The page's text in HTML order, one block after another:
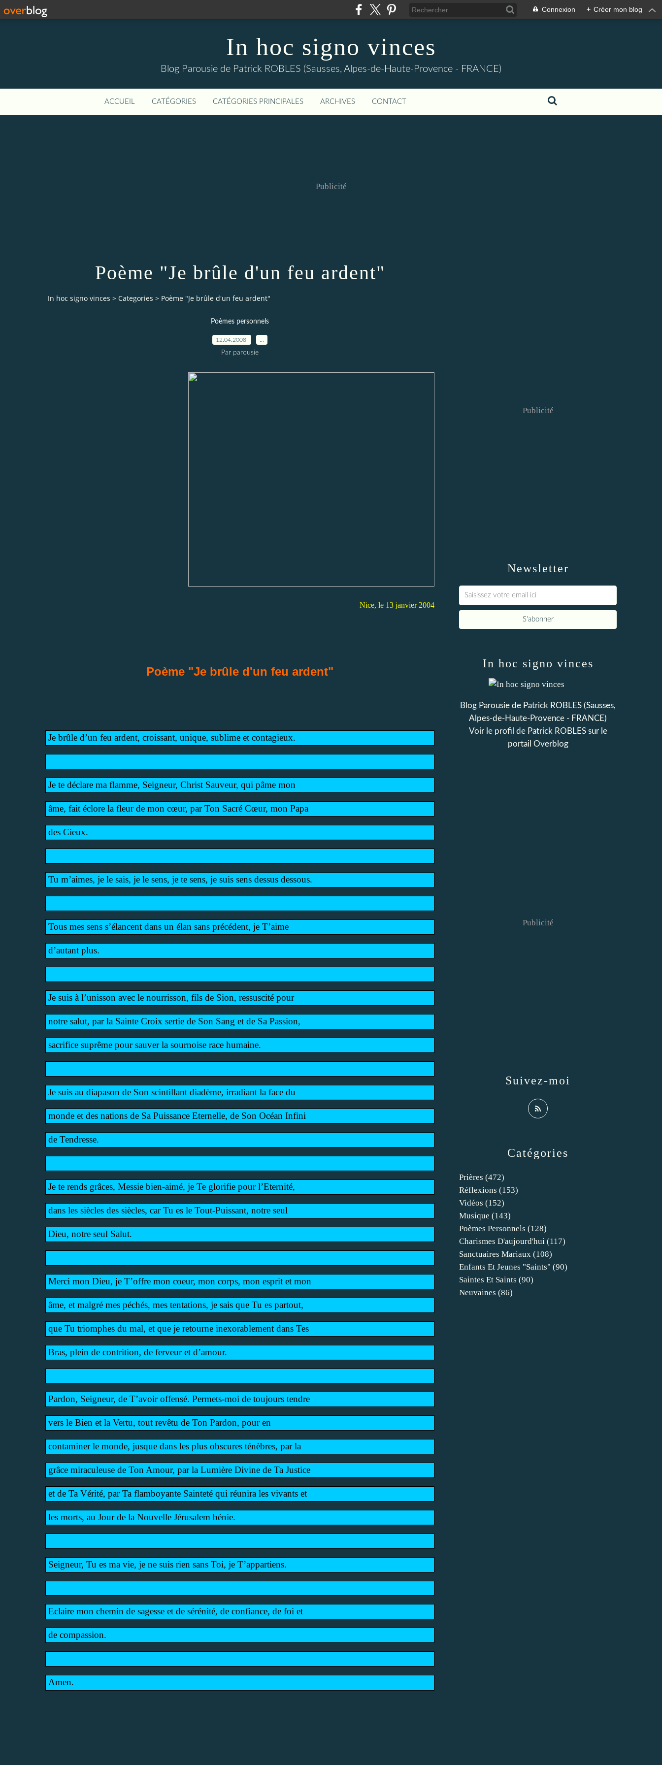
Connexion + Créer mon blog
In hoc signo vinces
Blog Parousie de Patrick ROBLES (Sausses, Alpes-de-Haute-Provence - FRANCE)
ACCUEIL CATÉGORIES CATÉGORIES PRINCIPALES ARCHIVES CONTACT
Publicité
Poème "Je brûle d'un feu ardent"
In hoc signo vinces > Categories > Poème "Je brûle d'un feu ardent"
Poèmes personnels
12.04.2008
Par parousie
Nice, le 13 janvier 2004
Poème "Je brûle d'un feu ardent"
Je brûle d’un feu ardent, croissant, unique, sublime et contagieux.
Je te déclare ma flamme, Seigneur, Christ Sauveur, qui pâme mon
âme, fait éclore la fleur de mon cœur, par Ton Sacré Cœur, mon Papa
des Cieux.
Tu m’aimes, je le sais, je le sens, je te sens, je suis sens dessus dessous.
Tous mes sens s’élancent dans un élan sans précédent, je T’aime
d’autant plus.
Je suis à l’unisson avec le nourrisson, fils de Sion, ressuscité pour
notre salut, par la Sainte Croix sertie de Son Sang et de Sa Passion,
sacrifice suprême pour sauver la sournoise race humaine.
Je suis au diapason de Son scintillant diadème, irradiant la face du
monde et des nations de Sa Puissance Eternelle, de Son Océan Infini
de Tendresse.
Je te rends grâces, Messie bien-aimé, je Te glorifie pour l’Eternité,
dans les siècles des siècles, car Tu es le Tout-Puissant, notre seul
Dieu, notre seul Salut.
Merci mon Dieu, je T’offre mon coeur, mon corps, mon esprit et mon
âme, et malgré mes péchés, mes tentations, je sais que Tu es partout,
que Tu triomphes du mal, et que je retourne inexorablement dans Tes
Bras, plein de contrition, de ferveur et d’amour.
Pardon, Seigneur, de T’avoir offensé. Permets-moi de toujours tendre
vers le Bien et la Vertu, tout revêtu de Ton Pardon, pour en
contaminer le monde, jusque dans les plus obscures ténèbres, par la
grâce miraculeuse de Ton Amour, par la Lumière Divine de Ta Justice
et de Ta Vérité, par Ta flamboyante Sainteté qui réunira les vivants et
les morts, au Jour de la Nouvelle Jérusalem bénie.
Seigneur, Tu es ma vie, je ne suis rien sans Toi, je T’appartiens.
Eclaire mon chemin de sagesse et de sérénité, de confiance, de foi et
de compassion.
Amen.
Newsletter
Publicité
Catégories
Prières (472)
Réflexions (153)
Vidéos (152)
Musique (143)
Poèmes Personnels (128)
Charismes D'aujourd'hui (117)
Sanctuaires Mariaux (108)
Enfants Et Jeunes "saints" (90)
Saintes Et Saints (90)
Neuvaines (86)
In hoc signo vinces
Blog Parousie de Patrick ROBLES (Sausses,
Alpes-de-Haute-Provence - FRANCE)
Voir le profil de Patrick ROBLESsur le
portail Overblog
Suivez-moi
Publicité